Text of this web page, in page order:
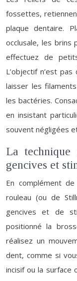
fossettes,
plaque dentaire.
occlusale, les brins
effectuez de
L’objectif n’est
laisser les
les bactéries.
en insistant
souvent négligées
La technique
gencives et
En complément
rouleau (ou de
gencives et de
positionné la
réalisez un
dent, comme si
incisif ou la surface